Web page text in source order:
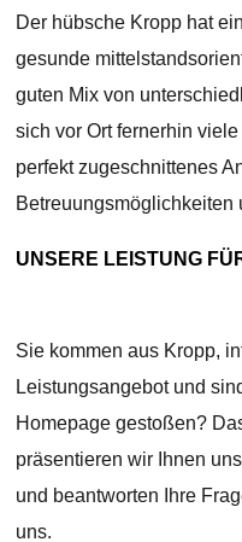
Der hübsche Kropp hat
gesunde
guten Mix von
sich vor Ort fernerhin
perfekt zugeschnittenes
Betreuungsmöglichkeiten
UNSERE LEISTUNG
Sie kommen aus Kropp,
Leistungsangebot und
Homepage gestoßen?
präsentieren wir Ihnen
und beantworten Ihre
uns.